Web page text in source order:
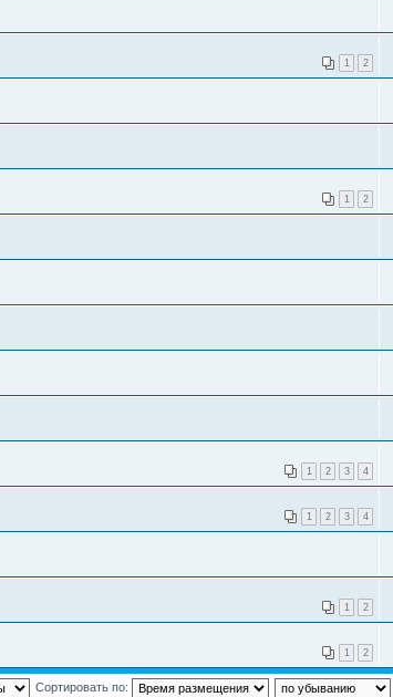
1 2
1 2
1 2 3 4
1 2 3 4
1 2
1 2
Сортировать по: